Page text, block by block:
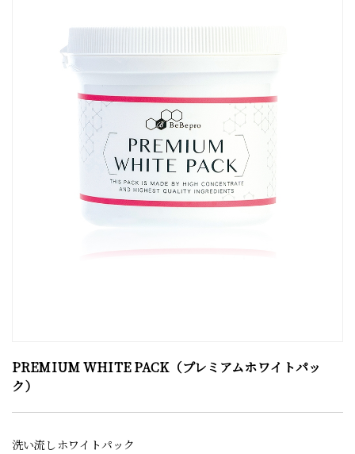
PREMIUM WHITE PACK（プレミアムホワイトパッ
ク）
洗い流しホワイトパック